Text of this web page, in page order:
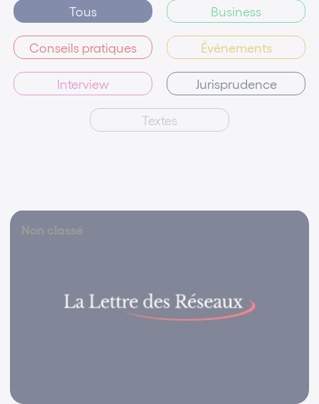
Tous Business
Conseils pratiques Événements
Interview Jurisprudence
Textes
Non classé